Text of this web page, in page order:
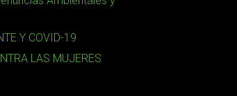
Y COVID-19
LAS MUJERES